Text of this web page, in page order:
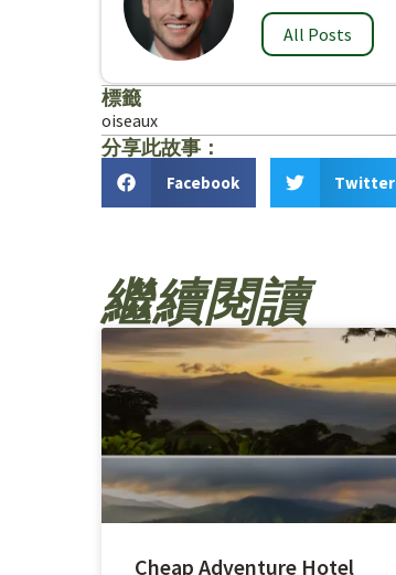
All Posts
標籤
oiseaux
分享此故事：
Facebook Twitter
繼續閱讀
Cheap Adventure Hotel